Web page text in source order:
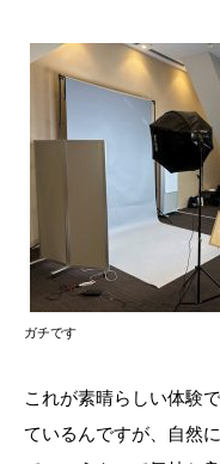
ガチです
これが素晴らしい体験
ているんですが、自然